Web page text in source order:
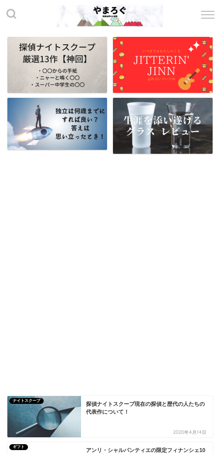
ナイトスクープ
探偵ナイトスクープ現在の探偵と歴代の人たちの
代表作について！
2020年4月14日
ギフト
アンリ・シャルパンティエの限定フィナンシェ10